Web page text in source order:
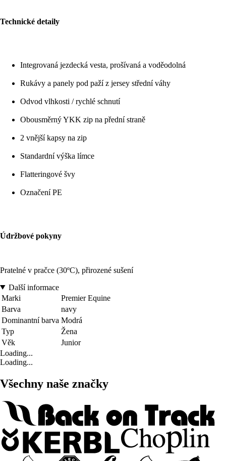
Technické detaily
Integrovaná jezdecká vesta, prošívaná a voděodolná
Rukávy a panely pod paží z jersey střední váhy
Odvod vlhkosti / rychlé schnutí
Obousměrný YKK zip na přední straně
2 vnější kapsy na zip
Standardní výška límce
Flatteringové švy
Označení PE
Údržbové pokyny
Pratelné v pračce (30ºC), přirozené sušení
Další informace
Marki
Premier Equine
Barva
navy
Dominantní barva Modrá
Typ
Žena
Věk
Junior
Loading...
Loading...
Všechny naše značky